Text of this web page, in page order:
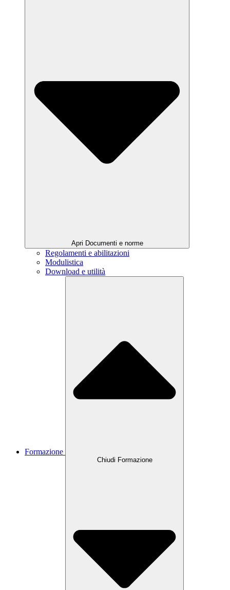
Apri Documenti e norme
Regolamenti e abilitazioni
Modulistica
Download e utilità
Formazione
Chiudi Formazione